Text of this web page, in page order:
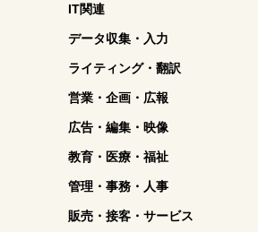
IT関連
データ収集・入力
ライティング・翻訳
営業・企画・広報
広告・編集・映像
教育・医療・福祉
管理・事務・人事
販売・接客・サービス